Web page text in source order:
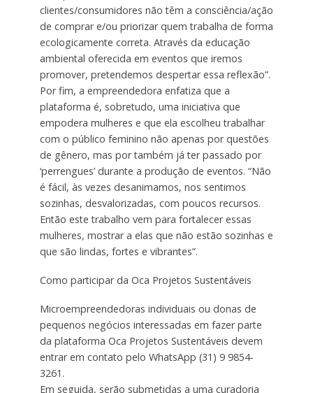
clientes/consumidores não têm a consciência/ação
de comprar e/ou priorizar quem trabalha de forma
ecologicamente correta. Através da educação
ambiental oferecida em eventos que iremos
promover, pretendemos despertar essa reflexão”.
Por fim, a empreendedora enfatiza que a
plataforma é, sobretudo, uma iniciativa que
empodera mulheres e que ela escolheu trabalhar
com o público feminino não apenas por questões
de gênero, mas por também já ter passado por
‘perrengues’ durante a produção de eventos. “Não
é fácil, às vezes desanimamos, nos sentimos
sozinhas, desvalorizadas, com poucos recursos.
Então este trabalho vem para fortalecer essas
mulheres, mostrar a elas que não estão sozinhas e
que são lindas, fortes e vibrantes”.
Como participar da Oca Projetos Sustentáveis
Microempreendedoras individuais ou donas de
pequenos negócios interessadas em fazer parte
da plataforma Oca Projetos Sustentáveis devem
entrar em contato pelo WhatsApp (31) 9 9854-
3261.
Em seguida, serão submetidas a uma curadoria